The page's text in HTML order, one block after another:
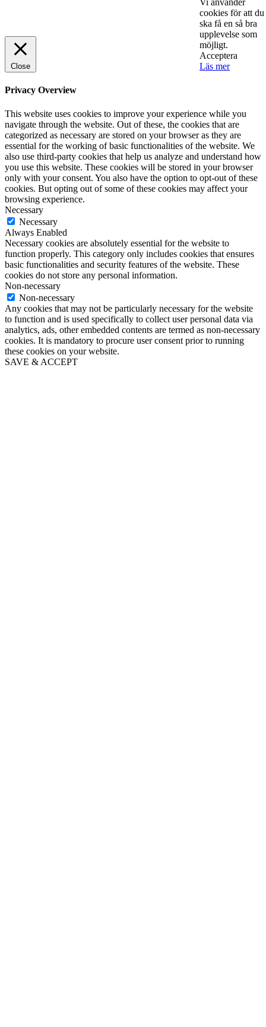
© 2025 StartUp Media. All Rights Reserved.
Vi använder
cookies för att du
ska få en så bra
upplevelse som
möjligt.
Acceptera
Läs mer
Close
Privacy Overview
This website uses cookies to improve your experience while you
navigate through the website. Out of these, the cookies that are
categorized as necessary are stored on your browser as they are
essential for the working of basic functionalities of the website. We
also use third-party cookies that help us analyze and understand how
you use this website. These cookies will be stored in your browser
only with your consent. You also have the option to opt-out of these
cookies. But opting out of some of these cookies may affect your
browsing experience.
Necessary
Necessary
Always Enabled
Necessary cookies are absolutely essential for the website to
function properly. This category only includes cookies that ensures
basic functionalities and security features of the website. These
cookies do not store any personal information.
Non-necessary
Non-necessary
Any cookies that may not be particularly necessary for the website
to function and is used specifically to collect user personal data via
analytics, ads, other embedded contents are termed as non-necessary
cookies. It is mandatory to procure user consent prior to running
these cookies on your website.
SAVE & ACCEPT